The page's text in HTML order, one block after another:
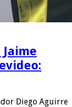
Diego Aguirre